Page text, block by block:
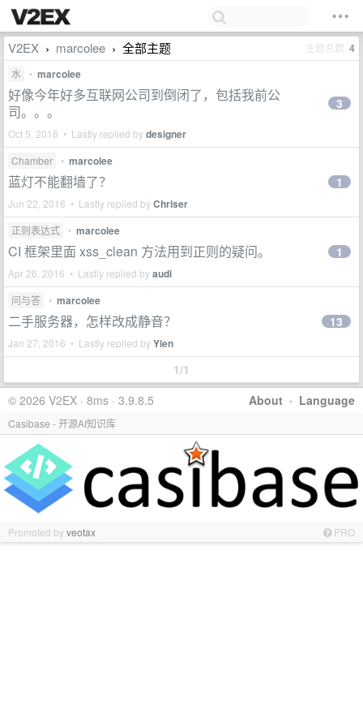
V2EX › marcolee › 全部主题 主题总数 4
水 • marcolee
好像今年好多互联网公司到倒闭了，包括我前公
司。。。
Oct 5, 2016 • Lastly replied bydesigner
3
Chamber • marcolee
蓝灯不能翻墙了？
Jun 22, 2016 • Lastly replied byChriser
1
正则表达式 • marcolee
CI 框架里面 xss_clean 方法用到正则的疑问。
Apr 26, 2016 • Lastly replied byaudi
1
问与答 • marcolee
二手服务器，怎样改成静音？
Jan 27, 2016 • Lastly replied byYien
13
1/1
About · Language
© 2026 V2EX · 8ms · 3.9.8.5
Casibase - 开源AI知识库
Promoted byveotax PRO